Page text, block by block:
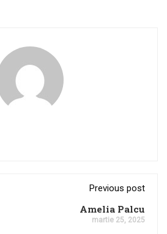
Previous post
Amelia Palcu
martie 25, 2025